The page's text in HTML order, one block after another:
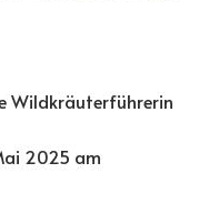
Wildkräuterführerin
2025 am